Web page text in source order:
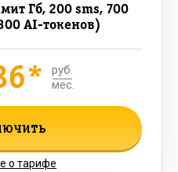
Гб, 200 sms, 700
AI-токенов)
руб.
мес.
о тарифе